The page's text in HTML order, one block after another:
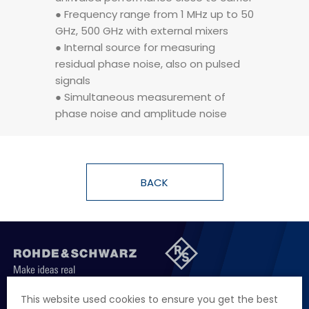
This website used cookies to ensure you get the best
● Frequency range from 1 MHz up to 50
GHz, 500 GHz with external mixers
● Internal source for measuring
residual phase noise, also on pulsed
signals
● Simultaneous measurement of
phase noise and amplitude noise
●New flat Windows 10 design and
multitouch gesture support
BACK
聯絡我們 徵才資訊 隱私權政策 網站聲明